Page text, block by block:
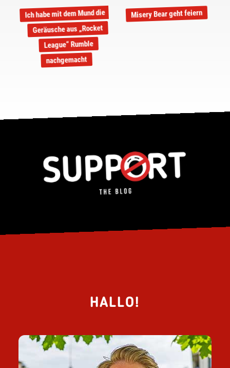
Ich habe mit dem Mund die
Geräusche aus „Rocket
League“ Rumble
nachgemacht
Misery Bear geht feiern
HALLO!